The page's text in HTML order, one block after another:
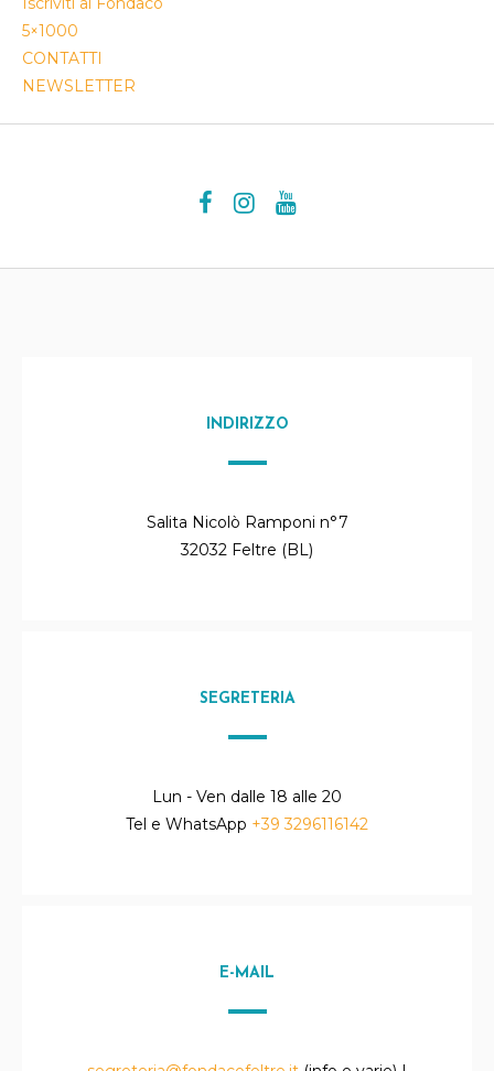
5×1000
CONTATTI
NEWSLETTER
INDIRIZZO
Salita Nicolò Ramponi n°7
32032 Feltre (BL)
SEGRETERIA
Lun - Ven dalle 18 alle 20
Tel e WhatsApp +39 3296116142
E-MAIL